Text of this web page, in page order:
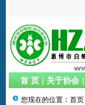
首 页 | 关于协会 |
您现在的位置： 首页